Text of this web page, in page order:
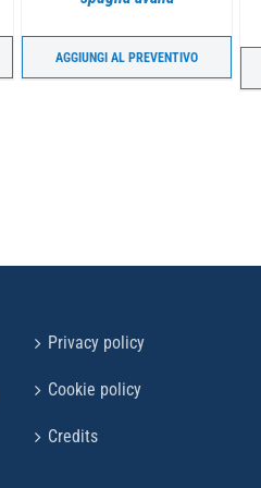
AGGIUNGI AL PREVENTIVO
Privacy policy
Cookie policy
Credits